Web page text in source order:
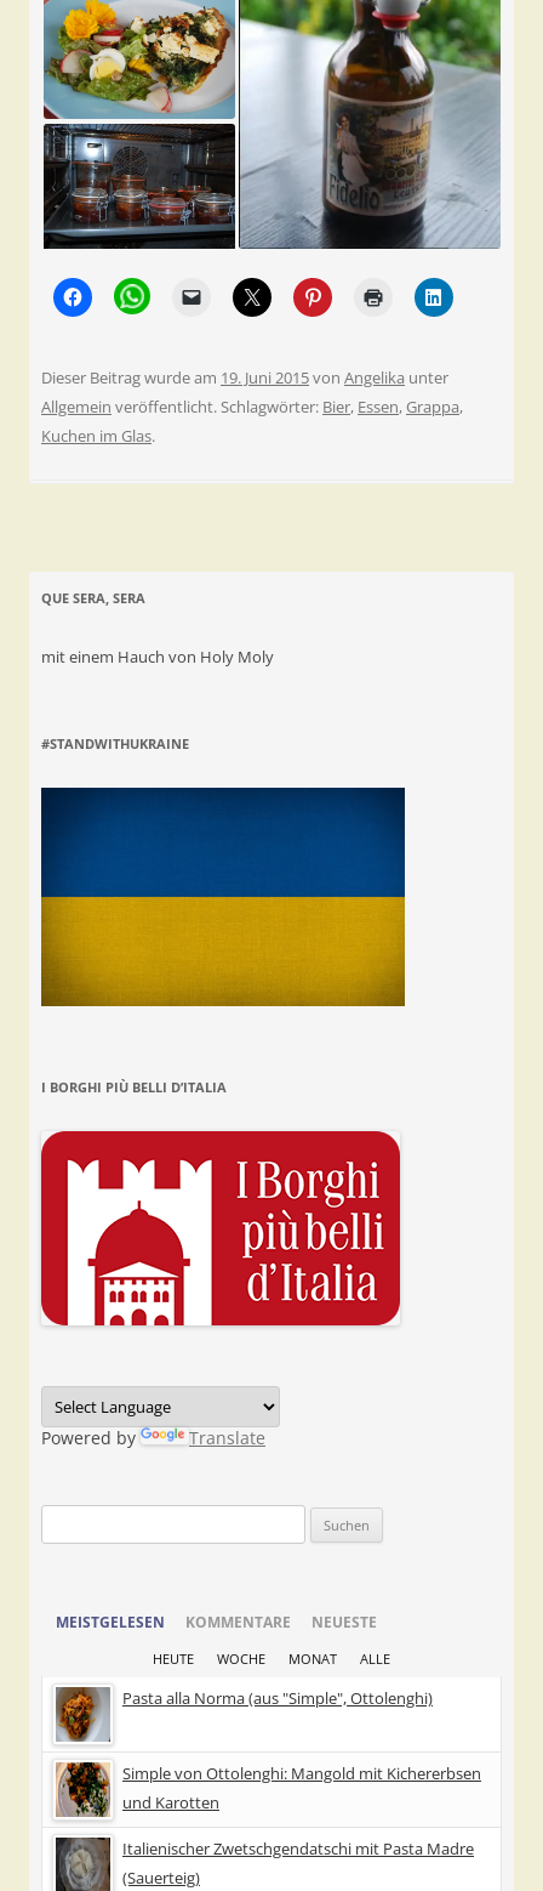
Dieser Beitrag wurde am 19. Juni 2015von Angelika unter
Allgemein veröffentlicht. Schlagwörter: Bier, Essen, Grappa,
Kuchen im Glas.
QUE SERA, SERA
mit einem Hauch von Holy Moly
#STANDWITHUKRAINE
I BORGHI PIÙ BELLI D’ITALIA
Powered by Translate
nach:
MEISTGELESEN KOMMENTARE NEUESTE
HEUTE WOCHE MONAT ALLE
Pasta alla Norma (aus "Simple", Ottolenghi)
Simple von Ottolenghi: Mangold mit Kichererbsen
und Karotten
Italienischer Zwetschgendatschi mit Pasta Madre
(Sauerteig)